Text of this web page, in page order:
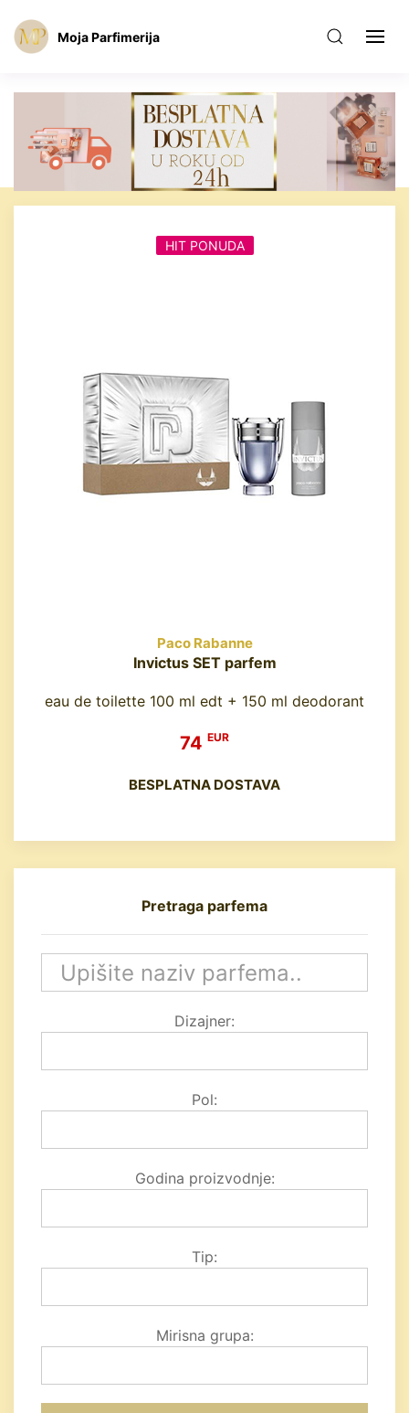
Moja Parfimerija
HIT PONUDA
Paco Rabanne
Invictus SET parfem
eau de toilette 100 ml edt + 150 ml deodorant
74 EUR
BESPLATNA DOSTAVA
Pretraga parfema
Dizajner:
Pol:
Godina proizvodnje:
Tip:
Mirisna grupa: